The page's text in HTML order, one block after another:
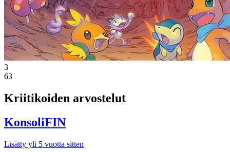
3
63
Kriitikoiden arvostelut
KonsoliFIN
Lisätty yli 5 vuotta sitten